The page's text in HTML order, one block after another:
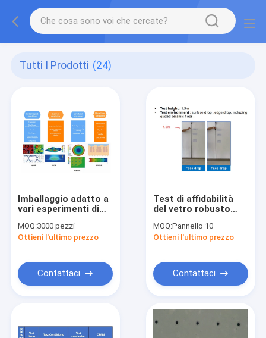
Tutti I Prodotti (24)
Imballaggio adatto a
vari esperimenti di
imballaggio
MOQ:3000 pezzi
Ottieni l'ultimo prezzo
Contattaci
Test di affidabilità
del vetro robusto
vetro
MOQ:Pannello 10
Ottieni l'ultimo prezzo
Contattaci